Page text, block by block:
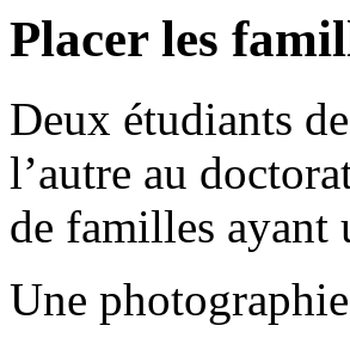
Placer les
Deux étudiants
l’autre au
de familles ayant
Une